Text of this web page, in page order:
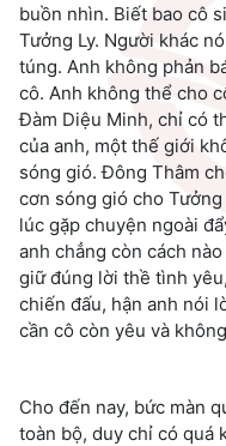
buồn nhìn. Biết bao cô
Tưởng Ly. Người khác
túng. Anh không phản
cô. Anh không thể cho
Đàm Diệu Minh, chỉ có
của anh, một thế giới
sóng gió. Đông Thâm
cơn sóng gió cho
lúc gặp chuyện ngoài
anh chẳng còn cách
giữ đúng lời thề tình
chiến đấu, hận anh nói
cần cô còn yêu và
Cho đến nay, bức màn
toàn bộ, duy chỉ có quá